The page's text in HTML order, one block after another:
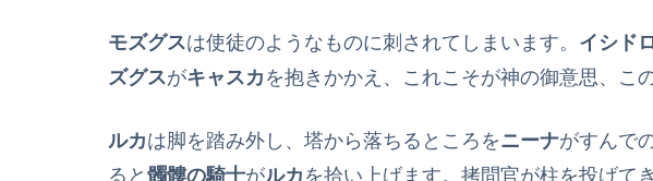
モズグスは使徒のようなものに刺されてしまいます。 イシド
ズグスがキャスカ を抱きかかえ、これこそが神の御意思、こ
ルカは脚を踏み外し、塔から落ちるところをニーナがすんで
ると 髑髏の騎士がルカ を拾い上げます。拷問官が柱を投げてき